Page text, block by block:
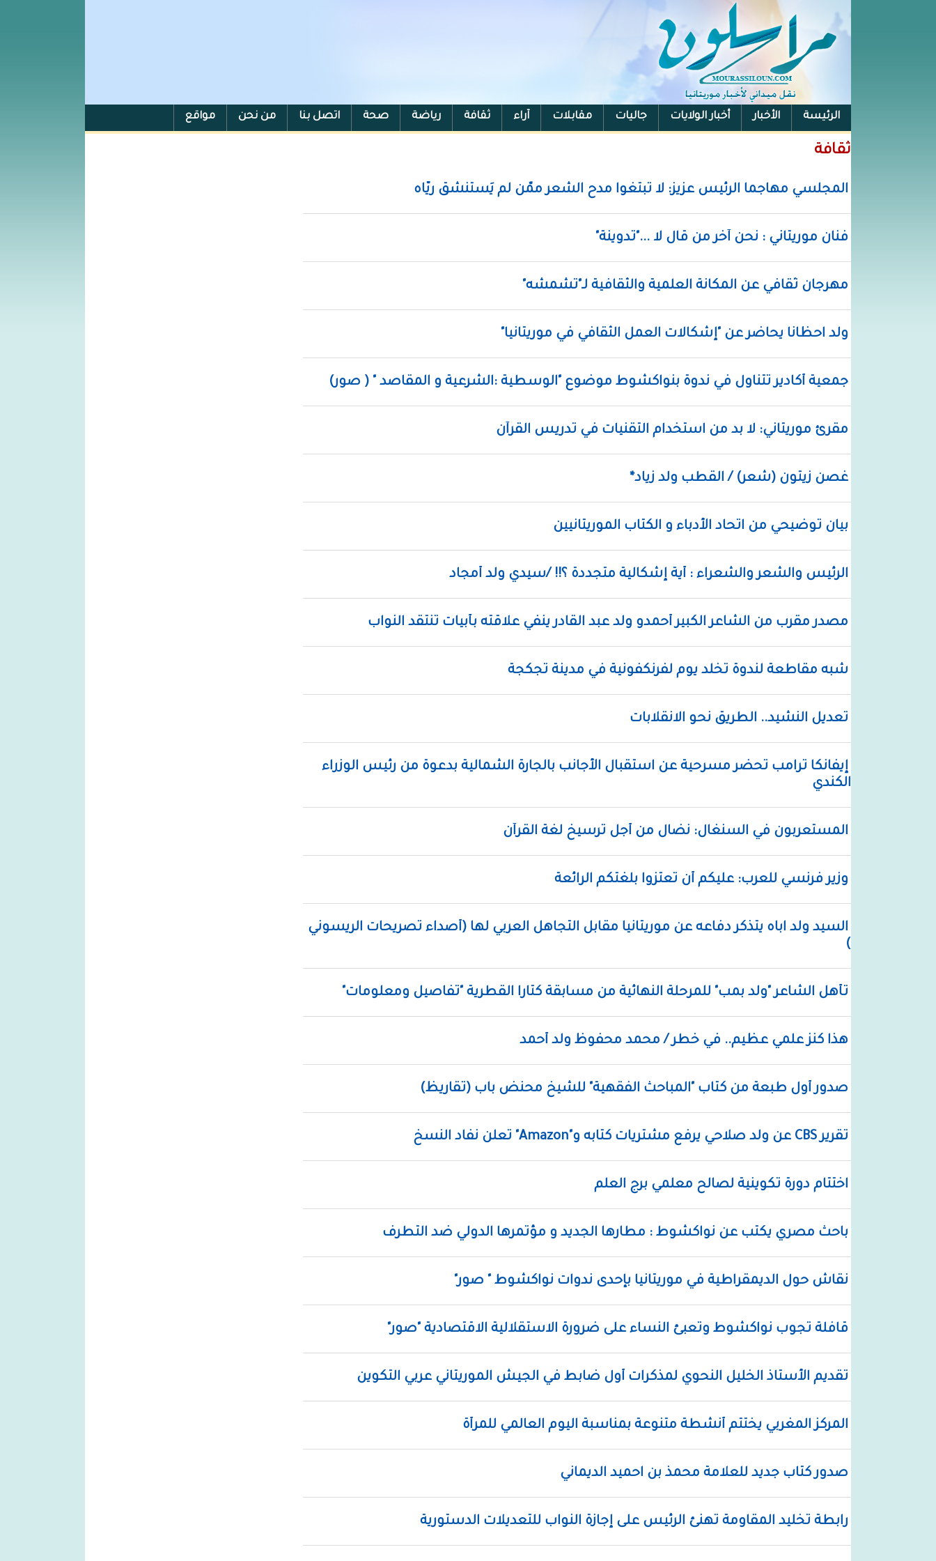
الرئيسة الأخبار أخبار الولايات جاليات مقابلات آراء ثقافة رياضة صحة اتصل بنا من نحن مواقع
ثقافة
المجلسي مهاجما الرئيس عزيز: لا تبتغوا مدح الشِّعر ممَّن لم يَستنشق ريَّاه
فنان موريتاني : نحن آخر من قال لا ..."تدوينة"
مهرجان ثقافي عن المكانة العلمية والثقافية لـ"تشمشه"
ولد احظانا يحاضر عن "إشكالات العمل الثقافي في موريتانيا"
جمعية أكادير تتناول في ندوة بنواكشوط موضوع "الوسطية :الشرعية و المقاصد " ( صور)
مقرئ موريتاني: لا بد من استخدام التقنيات في تدريس القرآن
غصن زيتون (شعر) / القطب ولد زياد*
بيان توضيحي من اتحاد الأدباء و الكتاب الموريتانيين
الرئيس والشعر والشعراء : أية إشكالية متجددة ؟!! /سيدي ولد أمجاد
مصدر مقرب من الشاعر الكبير أحمدو ولد عبد القادر ينفي علاقته بأبيات تنتقد النواب
شبه مقاطعة لندوة تخلد يوم لفرنكفونية في مدينة تجكجة
تعديل النشيد.. الطريق نحو الانقلابات
إيفانكا ترامب تحضر مسرحية عن استقبال الأجانب بالجارة الشمالية بدعوة من رئيس الوزراء
الكندي
المستعربون في السنغال: نضال من أجل ترسيخ لغة القرآن
وزير فرنسي للعرب: عليكم أن تعتزوا بلغتكم الرائعة
السيد ولد اباه يتذكر دفاعه عن موريتانيا مقابل التجاهل العربي لها (أصداء تصريحات الريسوني
)
تأهل الشاعر "ولد بمب" للمرحلة النهائية من مسابقة كتارا القطرية "تفاصيل ومعلومات"
هذا كنز علمي عظيم.. في خطر / محمد محفوظ ولد أحمد
صدور أول طبعة من كتاب "المباحث الفقهية" للشيخ محنض باب (تقاريظ)
تقرير CBS عن ولد صلاحي يرفع مشتريات كتابه و"amazon" تعلن نفاد النسخ
اختتام دورة تكوينية لصالح معلمي برج العلم
باحث مصري يكتب عن نواكشوط : مطارها الجديد و مؤتمرها الدولي ضد التطرف
نقاش حول الديمقراطية في موريتانيا بإحدى ندوات نواكشوط " صور"
قافلة تجوب نواكشوط وتعبئ النساء على ضرورة الاستقلالية الاقتصادية "صور"
تقديم الأستاذ الخليل النحوي لمذكرات أول ضابط في الجيش الموريتاني عربي التكوين
المركز المغربي يختتم أنشطة متنوعة بمناسبة اليوم العالمي للمرأة
صدور كتاب جديد للعلامة محمذ بن احميد الديماني
رابطة تخليد المقاومة تهنئ الرئيس على إجازة النواب للتعديلات الدستورية